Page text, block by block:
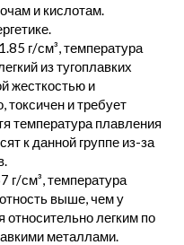
и кислотам.
г/см³, температура
из тугоплавких
жесткостью и
и требует
температура плавления
к данной группе из-за
г/см³, температура
выше, чем у
относительно легким по
металлами.